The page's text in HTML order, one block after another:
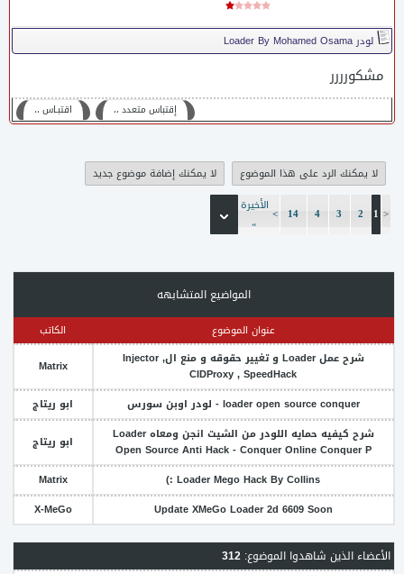
لودر Loader By Mohamed Osama
مشكورررر
اقتبـاس ،، إقتباس متعدد ،،
لا يمكنك الرد على هذا الموضوع لا يمكنك إضافة موضوع جديد
<
1
2
3
4
14
> الأخيرة
»
المواضيع المتشابهه
عنوان الموضوع
الكاتب
شرح عمل Loader و تغيير حقوقه و منع الInjector ,
CIDProxy , SpeedHack
Matrix
loader open source conquer - لودر اوبن سورس
ابو ريتاج
شرح كيفيه حمايه اللودر من الشيت انجن ومعاه Loader
Open Source Anti Hack - Conquer Online Conquer P
ابو ريتاج
Loader Mego Hack By Collins :)
Matrix
Update XMeGo Loader 2d 6609 Soon
X-MeGo
الأعضاء الذين شاهدوا الموضوع:312